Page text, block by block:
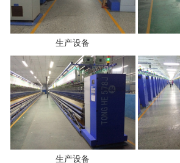
生产设备
生产设备